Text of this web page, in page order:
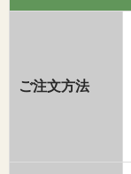
ご注文方法